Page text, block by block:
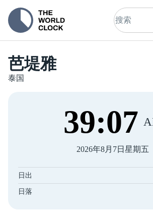
芭堤雅
泰国
39:07
2026年8月7日星期五
日出
日落